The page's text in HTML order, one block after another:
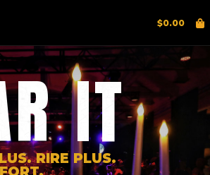
$0.00
IT
RIRE PLUS.